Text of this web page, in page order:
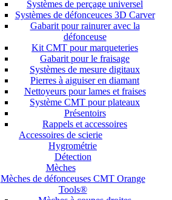
Systèmes de perçage universel
Systèmes de défonceuces 3D Carver
Gabarit pour rainurer avec la
défonceuse
Kit CMT pour marqueteries
Gabarit pour le fraisage
Systèmes de mesure digitaux
Pierres à aiguiser en diamant
Nettoyeurs pour lames et fraises
Système CMT pour plateaux
Présentoirs
Rappels et accessoires
Accessoires de scierie
Hygrométrie
Détection
Mèches
Mèches de défonceuses CMT Orange
Tools®